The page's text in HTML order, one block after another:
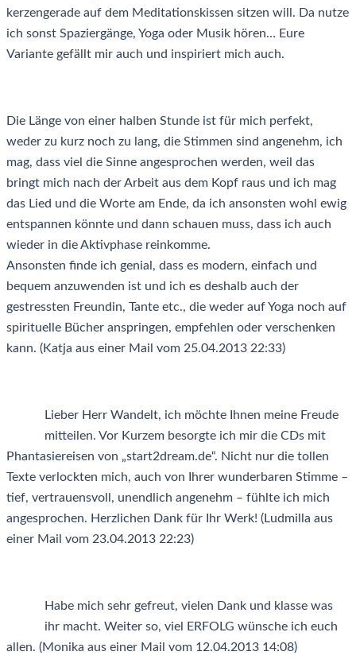
kerzengerade auf dem Meditationskissen sitzen will. Da nutze
ich sonst Spaziergänge, Yoga oder Musik hören… Eure
Variante gefällt mir auch und inspiriert mich auch.
Die Länge von einer halben Stunde ist für mich perfekt,
weder zu kurz noch zu lang, die Stimmen sind angenehm, ich
mag, dass viel die Sinne angesprochen werden, weil das
bringt mich nach der Arbeit aus dem Kopf raus und ich mag
das Lied und die Worte am Ende, da ich ansonsten wohl ewig
entspannen könnte und dann schauen muss, dass ich auch
wieder in die Aktivphase reinkomme.
Ansonsten finde ich genial, dass es modern, einfach und
bequem anzuwenden ist und ich es deshalb auch der
gestressten Freundin, Tante etc., die weder auf Yoga noch auf
spirituelle Bücher anspringen, empfehlen oder verschenken
kann. (Katja aus einer Mail vom 25.04.2013 22:33)
Lieber Herr Wandelt, ich möchte Ihnen meine Freude
mitteilen. Vor Kurzem besorgte ich mir die CDs mit
Phantasiereisen von „start2dream.de“. Nicht nur die tollen
Texte verlockten mich, auch von Ihrer wunderbaren Stimme –
tief, vertrauensvoll, unendlich angenehm – fühlte ich mich
angesprochen. Herzlichen Dank für Ihr Werk! (Ludmilla aus
einer Mail vom 23.04.2013 22:23)
Habe mich sehr gefreut, vielen Dank und klasse was
ihr macht. Weiter so, viel ERFOLG wünsche ich euch
allen. (Monika aus einer Mail vom 12.04.2013 14:08)